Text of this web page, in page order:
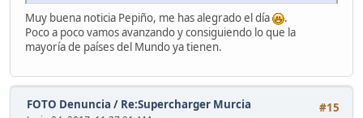
Muy buena noticia Pepiño, me has alegrado el día
.
Poco a poco vamos avanzando y consiguiendo lo que la
mayoría de países del Mundo ya tienen.
#15
FOTO Denuncia / Re:Supercharger Murcia